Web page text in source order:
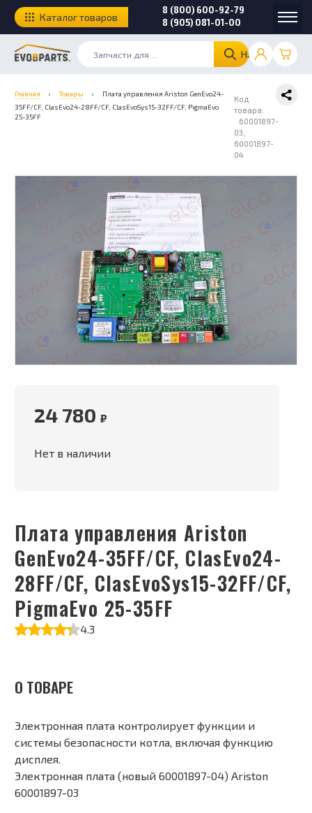
Найти
8 (800) 600-92-79
8 (905) 081-01-00
Каталог товаров
Главная › Товары ›
Плата управления Ariston GenEvo24-
35FF/CF, ClasEvo24-28FF/CF, ClasEvoSys15-32FF/CF, PigmaEvo
25-35FF
Код
товара:
60001897-
03,
60001897-
04
Плата управления Ariston
GenEvo24-35FF/CF, ClasEvo24-
28FF/CF, ClasEvoSys15-32FF/CF,
PigmaEvo 25-35FF
4.3
24 780 ₽
Нет в наличии
О ТОВАРЕ
Электронная плата контролирует функции и
системы безопасности котла, включая функцию
дисплея.
Электронная плата (новый 60001897-04) Ariston
60001897-03